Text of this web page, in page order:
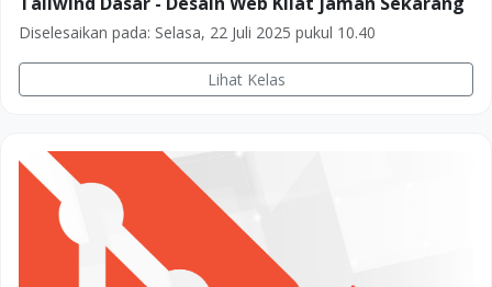
Diselesaikan pada: Selasa, 22 Juli 2025 pukul 10.40
Lihat Kelas